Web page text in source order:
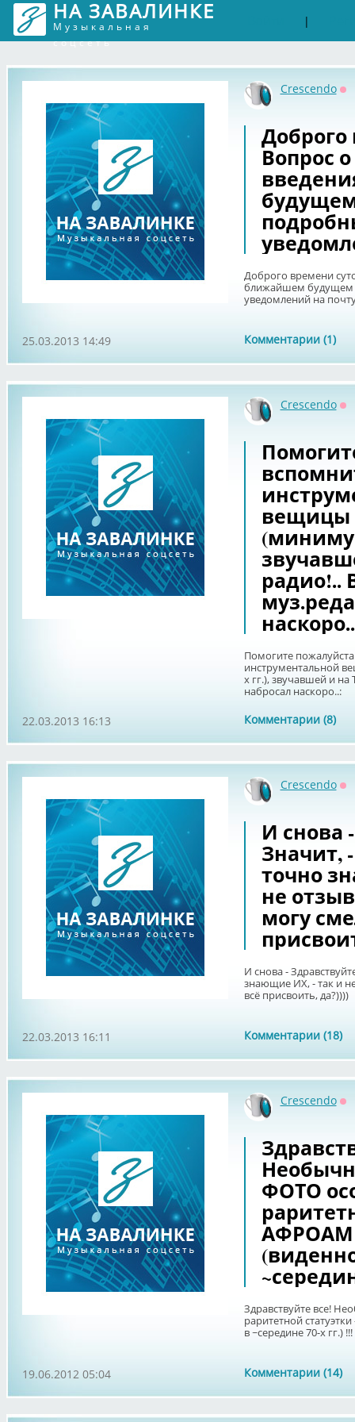
НА ЗАВАЛИНКЕ
Музыкальная
соцсеть
|
Crescendo
Доброго
Вопрос
Доброго времени
ближайшем будущем
уведомлений на
Комментарии (1)
25.03.2013 14:49
Crescendo
вещицы
радио!..
Помогите
инструментальной
х гг.), звучавшей и на
набросал наскоро..:
Комментарии (8)
22.03.2013 16:13
Crescendo
И снова
Значит,
точно
не
могу
И снова -
знающие ИХ, - так и
всё присвоить, да?))))
Комментарии (18)
22.03.2013 16:11
Crescendo
ФОТО
Здравствуйте все!
раритетной
в ~середине 70-х гг.) !!!
Комментарии (14)
19.06.2012 05:04